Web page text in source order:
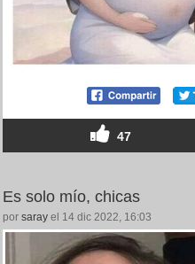
47
Es solo mío, chicas
por saray el 14 dic 2022, 16:03